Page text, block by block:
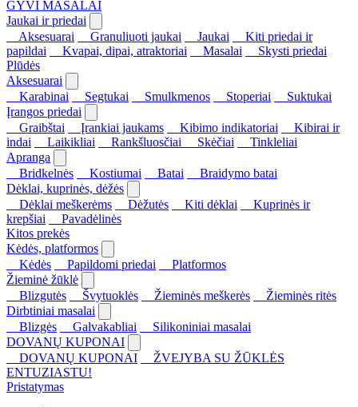
GYVI MASALAI
Jaukai ir priedai
Aksesuarai
Granuliuoti jaukai Jaukai
Kiti priedai ir
papildai
Kvapai, dipai, atraktoriai Masalai
Skysti priedai
Plūdės
Aksesuarai
Karabinai
Segtukai Smulkmenos Stoperiai
Suktukai
Įrangos priedai
Graibštai
Įrankiai jaukams Kibimo indikatoriai
Kibirai ir
indai
Laikikliai Rankšluosčiai Skėčiai
Tinkleliai
Apranga
Bridkelnės
Kostiumai Batai
Braidymo batai
Dėklai, kuprinės, dėžės
Dėklai meškerėms
Dėžutės Kiti dėklai
Kuprinės ir
krepšiai
Pavadėlinės
Kitos prekės
Kėdės, platformos
Kėdės
Papildomi priedai
Platformos
Žieminė žūklė
Blizgutės
Švytuoklės Žieminės meškerės
Žieminės ritės
Dirbtiniai masalai
Blizgės
Galvakabliai
Silikoniniai masalai
DOVANŲ KUPONAI
DOVANŲ KUPONAI
ŽVEJYBA SU ŽŪKLĖS
ENTUZIASTU!
Pristatymas